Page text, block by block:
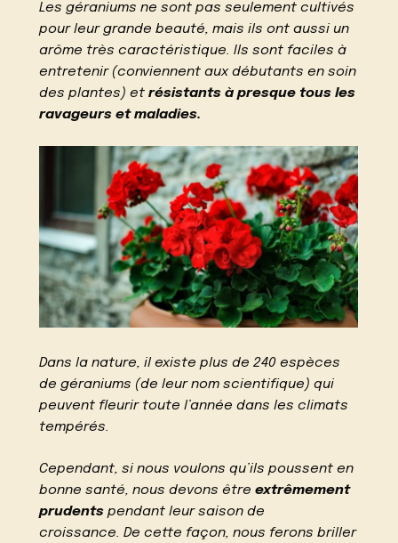
Les géraniums ne sont pas seulement cultivés
pour leur grande beauté, mais ils ont aussi un
arôme très caractéristique. Ils sont faciles à
entretenir (conviennent aux débutants en soin
des plantes) etrésistants à presque tous les
ravageurs et maladies.
Dans la nature, il existe plus de 240 espèces
de géraniums (de leur nom scientifique) qui
peuvent fleurir toute l’année dans les climats
tempérés.
Cependant, si nous voulons qu’ils poussent en
bonne santé, nous devons êtreextrêmement
prudents pendant leur saison de
croissance. De cette façon, nous ferons briller